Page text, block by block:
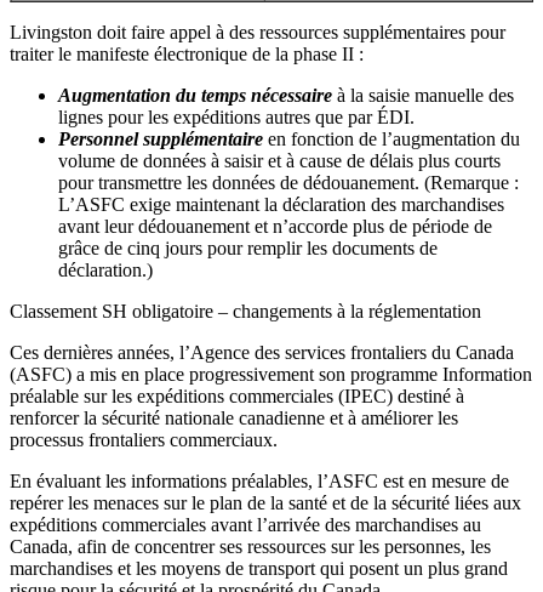
Livingston doit faire appel à des ressources supplémentaires pour
traiter le manifeste électronique de la phase II :
Augmentation du temps nécessaire à la saisie manuelle des
lignes pour les expéditions autres que par ÉDI.
Personnel supplémentaire en fonction de l’augmentation du
volume de données à saisir et à cause de délais plus courts
pour transmettre les données de dédouanement. (Remarque :
L’ASFC exige maintenant la déclaration des marchandises
avant leur dédouanement et n’accorde plus de période de
grâce de cinq jours pour remplir les documents de
déclaration.)
Classement SH obligatoire – changements à la réglementation
Ces dernières années, l’Agence des services frontaliers du Canada
(ASFC) a mis en place progressivement son programme Information
préalable sur les expéditions commerciales (IPEC) destiné à
renforcer la sécurité nationale canadienne et à améliorer les
processus frontaliers commerciaux.
En évaluant les informations préalables, l’ASFC est en mesure de
repérer les menaces sur le plan de la santé et de la sécurité liées aux
expéditions commerciales avant l’arrivée des marchandises au
Canada, afin de concentrer ses ressources sur les personnes, les
marchandises et les moyens de transport qui posent un plus grand